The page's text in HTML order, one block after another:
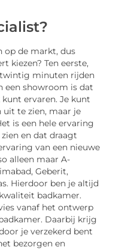
op de markt, dus
kiezen? Ten eerste,
minuten rijden
een showroom is dat
ervaren. Je kunt
uit te zien, maar je
is een hele ervaring
en dat draagt
van een nieuwe
alleen maar A-
Geberit,
Hierdoor ben je altijd
badkamer.
vanaf het ontwerp
Daarbij krijg
je verzekerd bent
bezorgen en